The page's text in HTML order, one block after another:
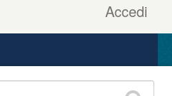
Accedi